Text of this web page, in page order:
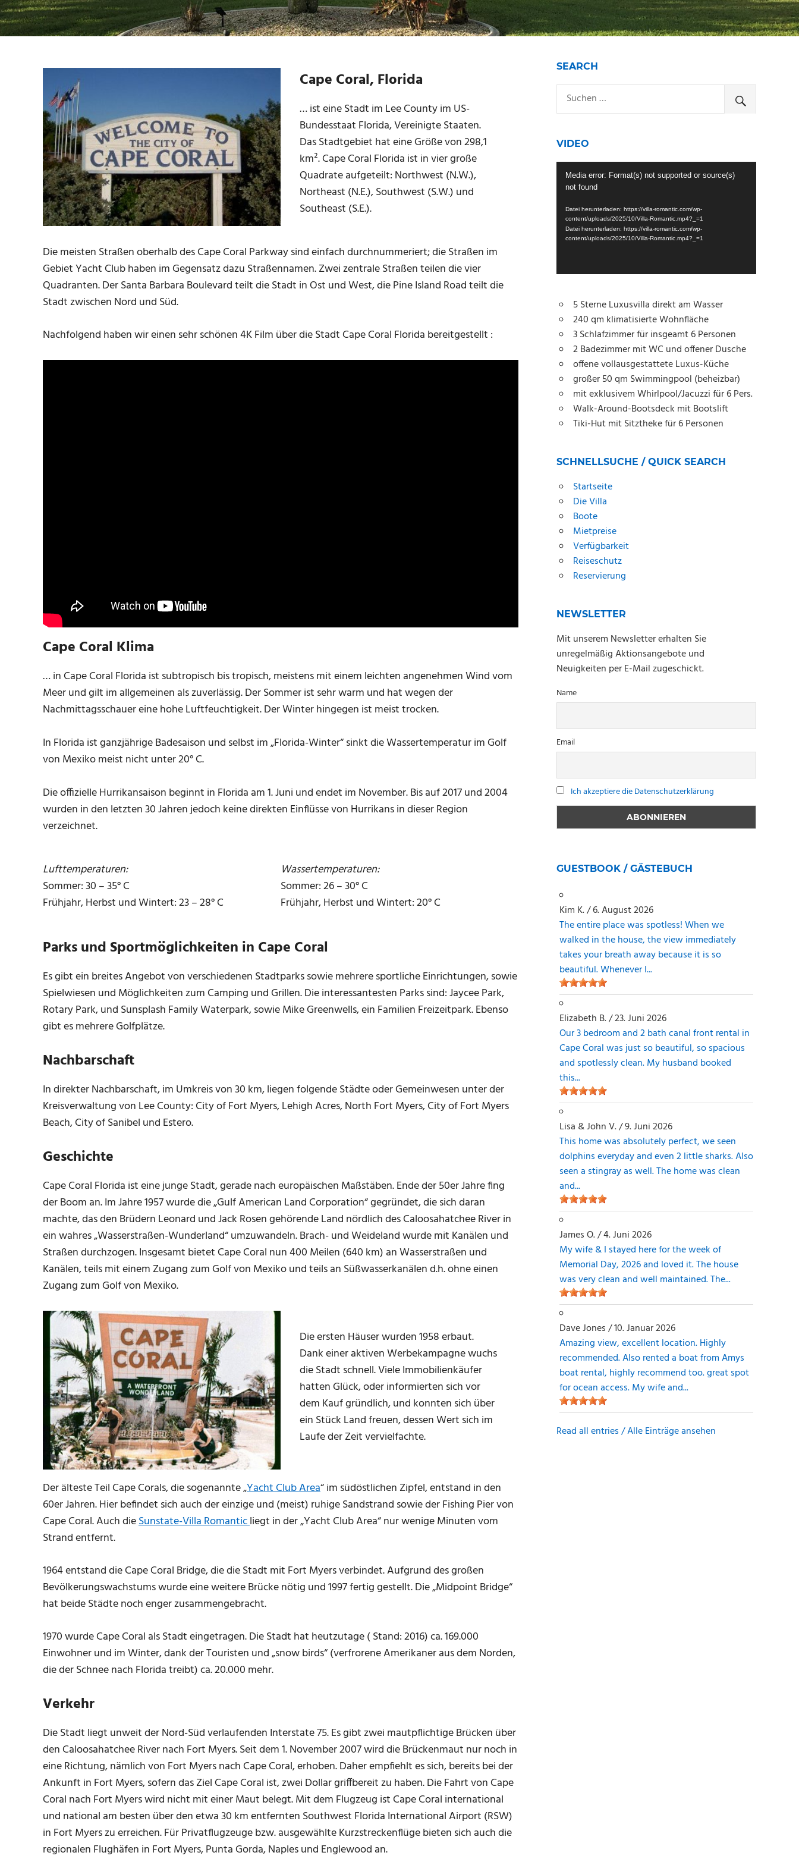
Cape Coral, Florida
… ist eine Stadt im Lee County im US-
Bundesstaat Florida, Vereinigte Staaten.
Das Stadtgebiet hat eine Größe von 298,1
km². Cape Coral Florida ist in vier große
Quadrate aufgeteilt: Northwest (N.W.),
Northeast (N.E.), Southwest (S.W.) und
Southeast (S.E.).
Die meisten Straßen oberhalb des Cape Coral Parkway sind einfach durchnummeriert; die Straßen im
Gebiet Yacht Club haben im Gegensatz dazu Straßennamen. Zwei zentrale Straßen teilen die vier
Quadranten. Der Santa Barbara Boulevard teilt die Stadt in Ost und West, die Pine Island Road teilt die
Stadt zwischen Nord und Süd.
Nachfolgend haben wir einen sehr schönen 4K Film über die Stadt Cape Coral Florida bereitgestellt :
Cape Coral Klima
… in Cape Coral Florida ist subtropisch bis tropisch, meistens mit einem leichten angenehmen Wind vom
Meer und gilt im allgemeinen als zuverlässig. Der Sommer ist sehr warm und hat wegen der
Nachmittagsschauer eine hohe Luftfeuchtigkeit. Der Winter hingegen ist meist trocken.
In Florida ist ganzjährige Badesaison und selbst im „Florida-Winter“ sinkt die Wassertemperatur im Golf
von Mexiko meist nicht unter 20° C.
Die offizielle Hurrikansaison beginnt in Florida am 1. Juni und endet im November. Bis auf 2017 und 2004
wurden in den letzten 30 Jahren jedoch keine direkten Einflüsse von Hurrikans in dieser Region
verzeichnet.
Lufttemperaturen:
Sommer: 30 – 35° C
Frühjahr, Herbst und Wintert: 23 – 28° C
Wassertemperaturen:
Sommer: 26 – 30° C
Frühjahr, Herbst und Wintert: 20° C
Parks und Sportmöglichkeiten in Cape Coral
Es gibt ein breites Angebot von verschiedenen Stadtparks sowie mehrere sportliche Einrichtungen, sowie
Spielwiesen und Möglichkeiten zum Camping und Grillen. Die interessantesten Parks sind: Jaycee Park,
Rotary Park, und Sunsplash Family Waterpark, sowie Mike Greenwells, ein Familien Freizeitpark. Ebenso
gibt es mehrere Golfplätze.
Nachbarschaft
In direkter Nachbarschaft, im Umkreis von 30 km, liegen folgende Städte oder Gemeinwesen unter der
Kreisverwaltung von Lee County: City of Fort Myers, Lehigh Acres, North Fort Myers, City of Fort Myers
Beach, City of Sanibel und Estero.
Geschichte
Cape Coral Florida ist eine junge Stadt, gerade nach europäischen Maßstäben. Ende der 50er Jahre fing
der Boom an. Im Jahre 1957 wurde die „Gulf American Land Corporation“ gegründet, die sich daran
machte, das den Brüdern Leonard und Jack Rosen gehörende Land nördlich des Caloosahatchee River in
ein wahres „Wasserstraßen-Wunderland“ umzuwandeln. Brach- und Weideland wurde mit Kanälen und
Straßen durchzogen. Insgesamt bietet Cape Coral nun 400 Meilen (640 km) an Wasserstraßen und
Kanälen, teils mit einem Zugang zum Golf von Mexiko und teils an Süßwasserkanälen d.h. ohne einen
Zugang zum Golf von Mexiko.
Die ersten Häuser wurden 1958 erbaut.
Dank einer aktiven Werbekampagne wuchs
die Stadt schnell. Viele Immobilienkäufer
hatten Glück, oder informierten sich vor
dem Kauf gründlich, und konnten sich über
ein Stück Land freuen, dessen Wert sich im
Laufe der Zeit vervielfachte.
Der älteste Teil Cape Corals, die sogenannte „Yacht Club Area“ im südöstlichen Zipfel, entstand in den
60er Jahren. Hier befindet sich auch der einzige und (meist) ruhige Sandstrand sowie der Fishing Pier von
Cape Coral. Auch dieSunstate-Villa Romanticliegt in der „Yacht Club Area“ nur wenige Minuten vom
Strand entfernt.
1964 entstand die Cape Coral Bridge, die die Stadt mit Fort Myers verbindet. Aufgrund des großen
Bevölkerungswachstums wurde eine weitere Brücke nötig und 1997 fertig gestellt. Die „Midpoint Bridge“
hat beide Städte noch enger zusammengebracht.
1970 wurde Cape Coral als Stadt eingetragen. Die Stadt hat heutzutage ( Stand: 2016) ca. 169.000
Einwohner und im Winter, dank der Touristen und „snow birds“ (verfrorene Amerikaner aus dem Norden,
die der Schnee nach Florida treibt) ca. 20.000 mehr.
Verkehr
Die Stadt liegt unweit der Nord-Süd verlaufenden Interstate 75. Es gibt zwei mautpflichtige Brücken über
den Caloosahatchee River nach Fort Myers. Seit dem 1. November 2007 wird die Brückenmaut nur noch in
eine Richtung, nämlich von Fort Myers nach Cape Coral, erhoben. Daher empfiehlt es sich, bereits bei der
Ankunft in Fort Myers, sofern das Ziel Cape Coral ist, zwei Dollar griffbereit zu haben. Die Fahrt von Cape
Coral nach Fort Myers wird nicht mit einer Maut belegt. Mit dem Flugzeug ist Cape Coral international
und national am besten über den etwa 30 km entfernten Southwest Florida International Airport (RSW)
in Fort Myers zu erreichen. Für Privatflugzeuge bzw. ausgewählte Kurzstreckenflüge bieten sich auch die
regionalen Flughäfen in Fort Myers, Punta Gorda, Naples und Englewood an.
SEARCH
VIDEO
Video-
Player
Media error: Format(s) not supported or source(s)
not found
Datei herunterladen: https://villa-romantic.com/wp-
content/uploads/2025/10/Villa-Romantic.mp4?_=1
Datei herunterladen: https://villa-romantic.com/wp-
content/uploads/2025/10/Villa-Romantic.mp4?_=1
5 Sterne Luxusvilla direkt am Wasser
240 qm klimatisierte Wohnfläche
3 Schlafzimmer für insgeamt 6 Personen
2 Badezimmer mit WC und offener Dusche
offene vollausgestattete Luxus-Küche
großer 50 qm Swimmingpool (beheizbar)
mit exklusivem Whirlpool/Jacuzzi für 6 Pers.
Walk-Around-Bootsdeck mit Bootslift
Tiki-Hutmit Sitztheke für 6 Personen
SCHNELLSUCHE / QUICK SEARCH
Startseite
Die Villa
Boote
Mietpreise
Verfügbarkeit
Reiseschutz
Reservierung
NEWSLETTER
Mit unserem Newsletter erhalten Sie
unregelmäßig Aktionsangebote und
Neuigkeiten per E-Mail zugeschickt.
Name
Email
Ich akzeptiere die Datenschutzerklärung
GUESTBOOK / GÄSTEBUCH
Kim K./6. August 2026
The entire place was spotless! When we
walked in the house, the view immediately
takes your breath away because it is so
beautiful. Whenever I...
Elizabeth B./23. Juni 2026
Our 3 bedroom and 2 bath canal front rental in
Cape Coral was just so beautiful, so spacious
and spotlessly clean. My husband booked
this...
Lisa & John V./9. Juni 2026
This home was absolutely perfect, we seen
dolphins everyday and even 2 little sharks. Also
seen a stingray as well. The home was clean
and...
James O./4. Juni 2026
My wife & I stayed here for the week of
Memorial Day, 2026 and loved it. The house
was very clean and well maintained. The...
Dave Jones/10. Januar 2026
Amazing view, excellent location. Highly
recommended. Also rented a boat from Amys
boat rental, highly recommend too. great spot
for ocean access. My wife and...
Read all entries / Alle Einträge ansehen